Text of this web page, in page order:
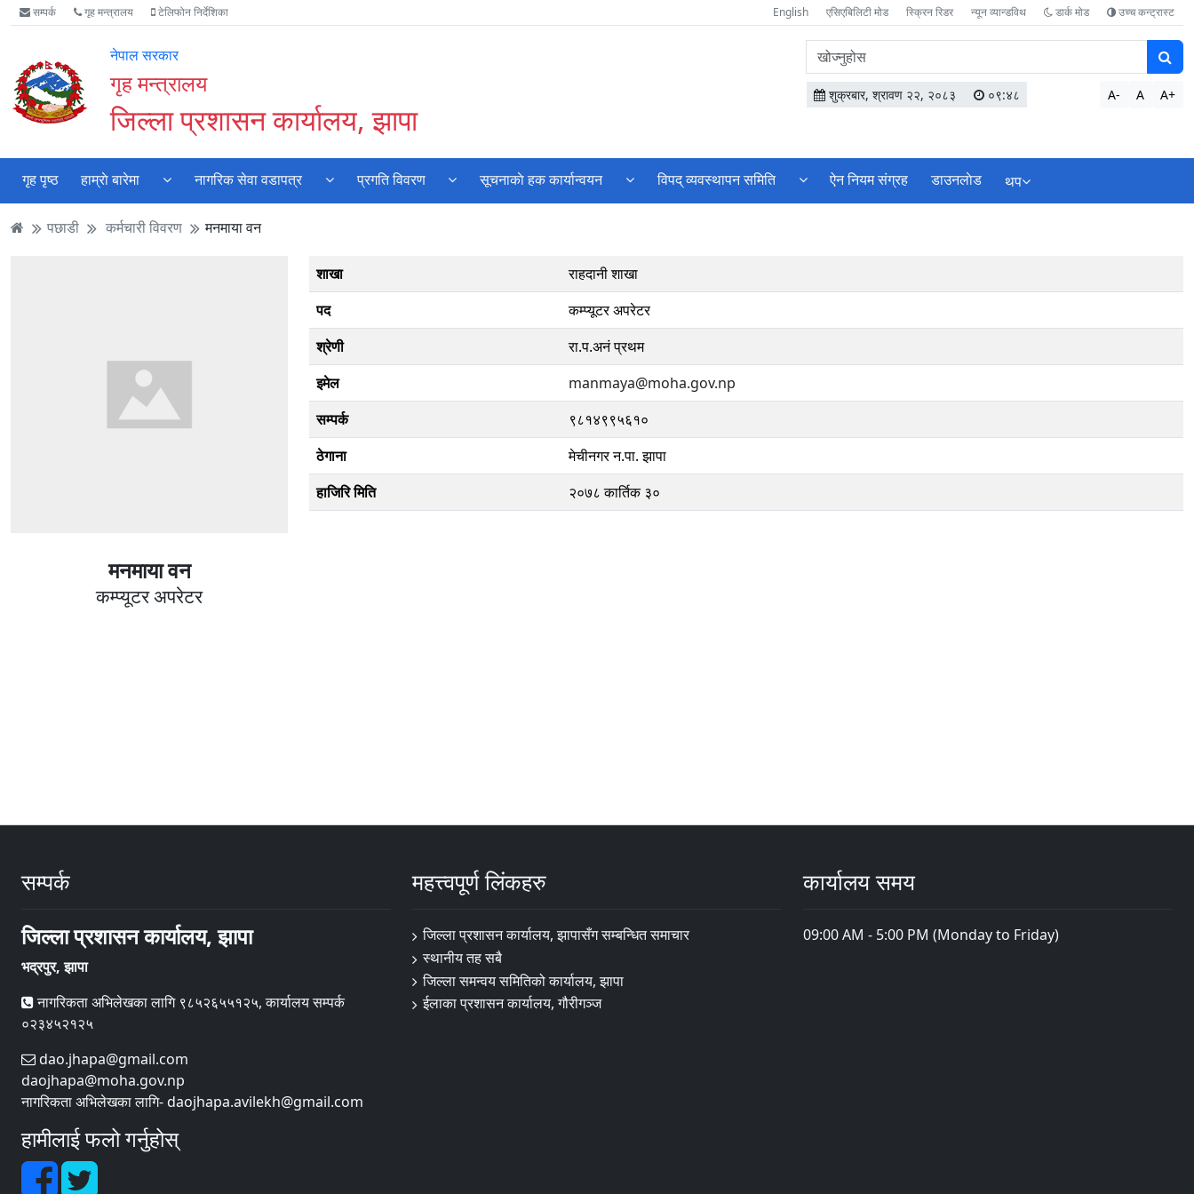
Accessibility
Mode
गर्नुहोस्
मुख्य
सामाग्री
मुख्य
नेभिगेसन
वेबसाइट
खोजमा
सम्पर्क गृह मन्त्रालय टेलिफोन निर्देशिका English एसिएबिलिटी मोड स्क्रिन रिडर न्यून व्यान्डविथ डार्क मोड उच्च कन्ट्रास्ट
नेपाल सरकार
गृह मन्त्रालय
जिल्ला प्रशासन कार्यालय, झापा
वेबसाइटमा
सामग्री
खोज्नुहोस
शुक्रबार, श्रावण २२, २०८३ ०९:४८ A- A A+
गृह पृष्ठ हाम्राे बारेमा नागरिक सेवा वडापत्र प्रगति विवरण सूचनाकाे हक कार्यान्वयन विपद् व्यवस्थापन समिति ऐन नियम संग्रह डाउनलाेड थप
पछाडी कर्मचारी विवरण मनमाया वन
मनमाया वन
कम्प्यूटर अपरेटर
शाखा
राहदानी शाखा
पद
कम्प्यूटर अपरेटर
श्रेणी
रा.प.अनं प्रथम
इमेल
manmaya@moha.gov.np
सम्पर्क
९८१४९९५६१०
ठेगाना
मेचीनगर न.पा. झापा
हाजिरि मिति
२०७८ कार्तिक ३०
सम्पर्क
जिल्ला प्रशासन कार्यालय, झापा
भद्रपुर, झापा
नागरिकता अभिलेखका लागि ९८५२६५५१२५, कार्यालय सम्पर्क
०२३४५२१२५
dao.jhapa@gmail.com
daojhapa@moha.gov.np
नागरिकता अभिलेखका लागि- daojhapa.avilekh@gmail.com
हामीलाई फलो गर्नुहोस्
महत्त्वपूर्ण लिंकहरु
जिल्ला प्रशासन कार्यालय, झापासँग सम्बन्धित समाचार
स्थानीय तह सबै
जिल्ला समन्वय समितिको कार्यालय, झापा
ईलाका प्रशासन कार्यालय, गौरीगञ्ज
कार्यालय समय
09:00 AM - 5:00 PM (Monday to Friday)